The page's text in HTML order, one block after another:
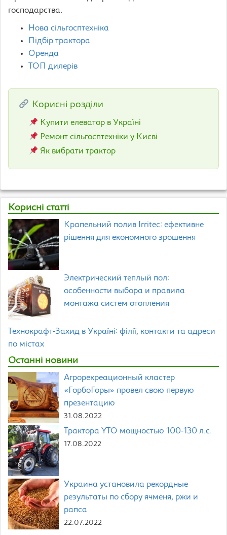
господарства.
Нова сільгосптехніка
Підбір трактора
Оренда
ТОП дилерів
Корисні розділи
Купити елеватор в Україні
Ремонт сільгосптехніки у Києві
Як вибрати трактор
Корисні статті
Крапельний полив Irritec: ефективне
рішення для економного зрошення
Электрический теплый пол:
особенности выбора и правила
монтажа систем отопления
Технокрафт-Захид в Україні: філії, контакти та адреси
по містах
Останні новини
Агрорекреационный кластер
«ГорбоГоры» провел свою первую
презентацию
31.08.2022
Трактора YTO мощностью 100-130 л.с.
17.08.2022
Украина установила рекордные
результаты по сбору ячменя, ржи и
рапса
22.07.2022